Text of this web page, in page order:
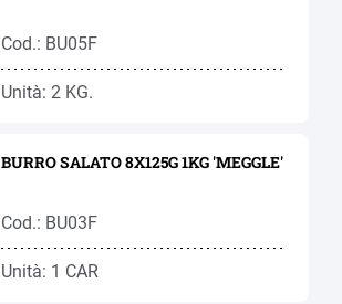
Cod.: BU05F
Unità: 2 KG.
BURRO SALATO 8X125G 1KG 'MEGGLE'
Cod.: BU03F
Unità: 1 CAR